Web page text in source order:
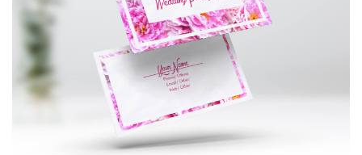
Free Template #55
Photography Flyer Template
मुफ्त डाउनलोड